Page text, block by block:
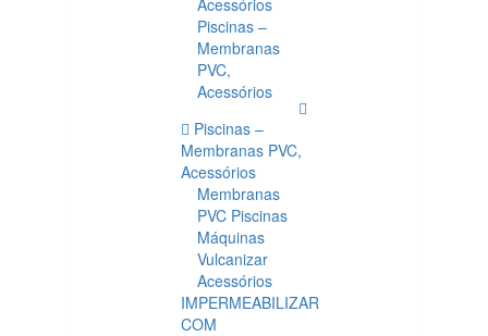
Acessórios
Piscinas –
Membranas
PVC,
Acessórios
Piscinas –
Membranas PVC,
Acessórios
Membranas
PVC Piscinas
Máquinas
Vulcanizar
Acessórios
IMPERMEABILIZAR
COM